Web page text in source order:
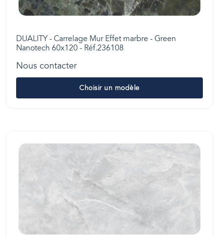
DUALITY - Carrelage Mur Effet marbre - Green
Nanotech 60x120 - Réf.236108
Nous contacter
Choisir un modèle